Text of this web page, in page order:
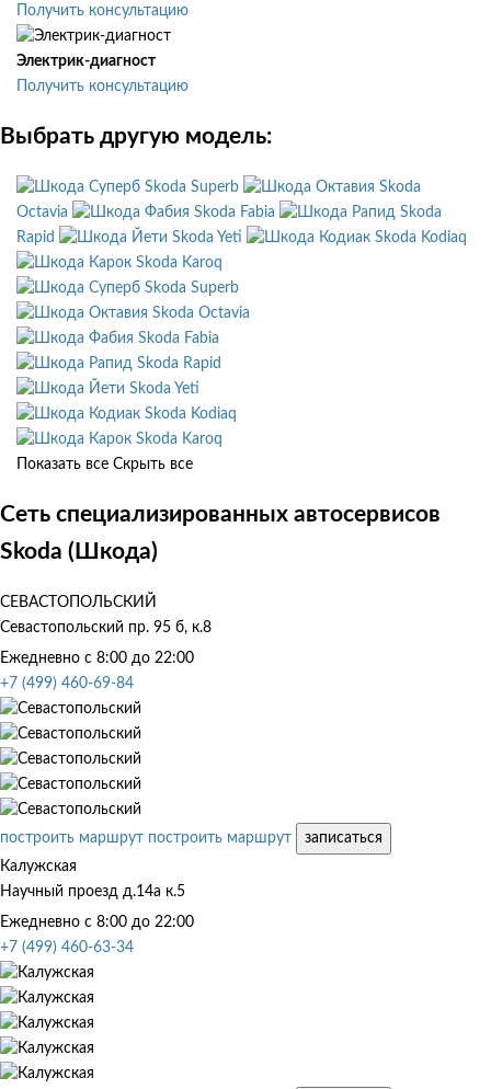
Получить консультацию
Электрик-диагност
Получить консультацию
Выбрать другую модель:
Skoda Superb
Skoda
Octavia
Skoda Fabia
Skoda
Rapid
Skoda Yeti
Skoda Kodiaq
Skoda Karoq
Skoda Superb
Skoda Octavia
Skoda Fabia
Skoda Rapid
Skoda Yeti
Skoda Kodiaq
Skoda Karoq
Показать все Скрыть все
Сеть специализированных автосервисов
Skoda (Шкода)
СЕВАСТОПОЛЬСКИЙ
Севастопольский пр. 95 б, к.8
Ежедневно с 8:00 до 22:00
+7 (499) 460-69-84
построить маршрут построить маршрут
записаться
Калужская
Научный проезд д.14а к.5
Ежедневно с 8:00 до 22:00
+7 (499) 460-63-34